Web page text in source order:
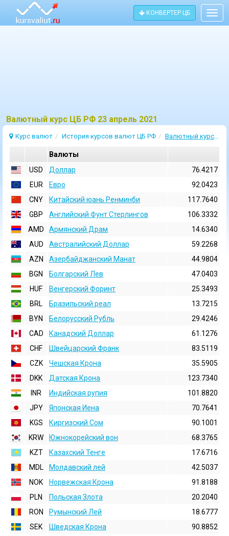
КОНВЕРТЕР ЦБ
Bалютный курс ЦБ РФ 23 апрель 2021
Курс валют История курсов валют ЦБ РФ Валютный курс 23 Апрель 2021
Валюты
USD
Доллар
76.4217
EUR
Евро
92.0423
CNY
Китайский юань Ренминби
117.7640
GBP
Английский Фунт Стерлингов
106.3332
AMD
Армянский Драм
14.6340
AUD
Австралийский Доллар
59.2268
AZN
Азербайджанский Манат
44.9804
BGN
Болгарский Лев
47.0403
HUF
Венгерский Форинт
25.3493
BRL
Бразильский реал
13.7215
BYN
Белорусский Рубль
29.4246
CAD
Канадский Доллар
61.1276
CHF
Швейцарский Франк
83.5119
CZK
Чешская Крона
35.5905
DKK
Датская Крона
123.7340
INR
Индийская pупия
101.8820
JPY
Японская Иена
70.7641
KGS
Киргизский Сом
90.1001
KRW
Южнокорейский вон
68.3765
KZT
Казахский Тенге
17.6716
MDL
Молдавский лей
42.5037
NOK
Норвежская Крона
91.8188
PLN
Польская Злота
20.2040
RON
Румынский Лей
18.6777
SEK
Шведская Крона
90.8852